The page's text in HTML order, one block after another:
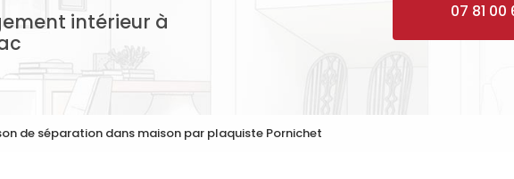
intérieur à
07 81 00
de séparation dans maison par plaquiste Pornichet